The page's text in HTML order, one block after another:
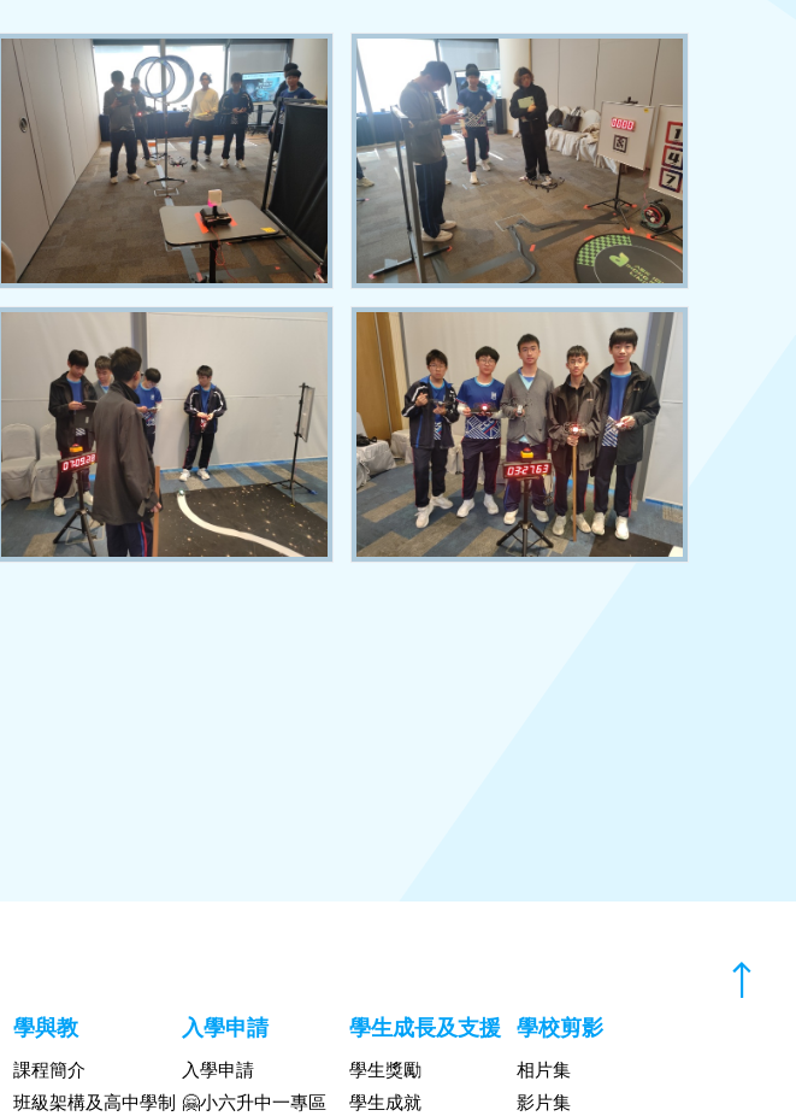
學與教
課程簡介
班級架構及高中學制
入學申請
入學申請
🤗小六升中一專區
學生成長及支援
學生獎勵
學生成就
學校剪影
相片集
影片集